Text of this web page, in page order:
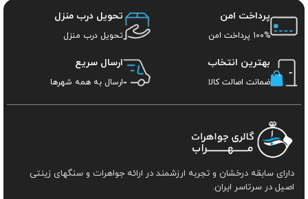
پرداخت امن
100% پرداخت امن
تحویل درب منزل
تحویل درب منزل
بهترین انتخاب
ضمانت اصالت کالا
ارسال سریع
ارسال به همه شهرها
دارای سابقه درخشان و تجربه ارزشمند در ارائه جواهرات و سنگهای زینتی
اصیل در سرتاسر ایران.